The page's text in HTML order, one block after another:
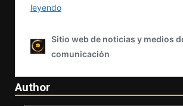
Author